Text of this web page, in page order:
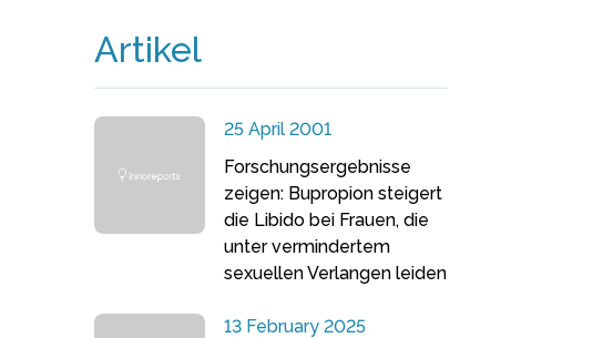
Artikel
25 April 2001
Forschungsergebnisse
zeigen: Bupropion steigert
die Libido bei Frauen, die
unter vermindertem
sexuellen Verlangen leiden
13 February 2025